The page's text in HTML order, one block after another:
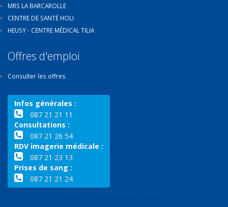
MRS LA BARCAROLLE
CENTRE DE SANTÉ HOLI
HEUSY - CENTRE MÉDICAL TILIA
Offres d'emploi
Consulter les offres
Infos générales :
087 21 21 11
Consultations :
087 21 26 54
RDV imagerie médicale :
087 21 23 13
Prises de sang :
087 21 21 24